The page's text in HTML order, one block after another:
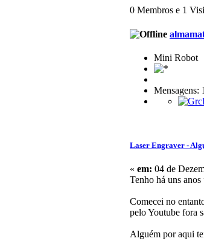
0 Membros e 1
Mini Robot
Mensagens:
Laser Engraver -
« em: 04 de
Tenho há uns
Comecei no
pelo Youtube fora
Alguém por aqui